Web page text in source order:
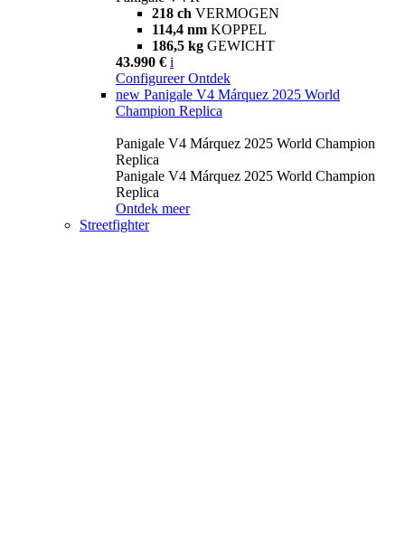
218 ch VERMOGEN
114,4 nm KOPPEL
186,5 kg GEWICHT
43.990 € i
Configureer Ontdek
new Panigale V4 Márquez 2025 World
Champion Replica
Panigale V4 Márquez 2025 World Champion
Replica
Panigale V4 Márquez 2025 World Champion
Replica
Ontdek meer
Streetfighter